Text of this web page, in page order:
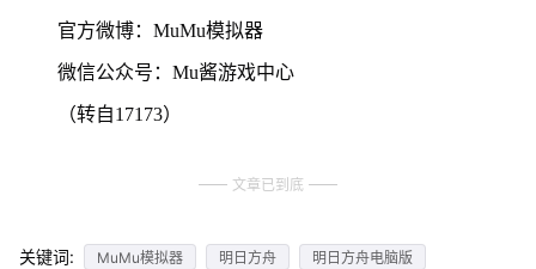
官方微博：MuMu模拟器
微信公众号：Mu酱游戏中心
（转自17173）
文章已到底
关键词: MuMu模拟器 明日方舟
明日方舟电脑版